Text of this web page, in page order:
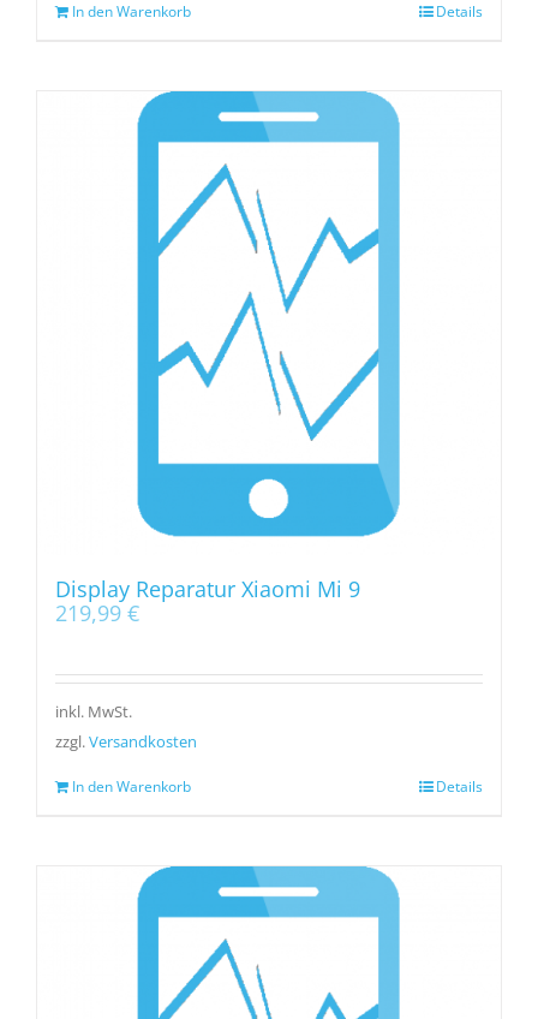
In den Warenkorb Details
Display Reparatur Xiaomi Mi 9
219,99 €
inkl. MwSt.
zzgl.Versandkosten
In den Warenkorb Details